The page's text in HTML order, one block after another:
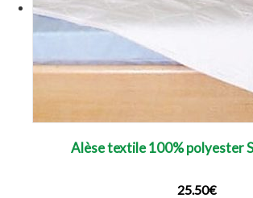
Alèse textile 100% polyester
25.50€